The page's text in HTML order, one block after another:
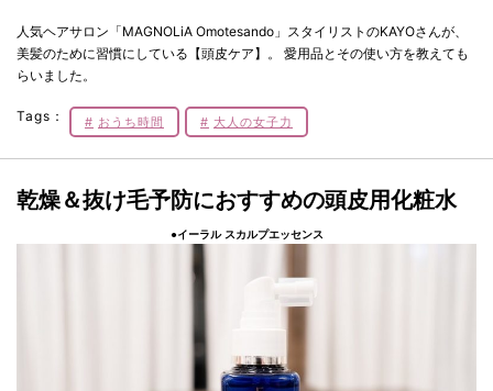
人気ヘアサロン「MAGNOLiA Omotesando」スタイリストのKAYOさんが、
美髪のために習慣にしている【頭皮ケア】。 愛用品とその使い方を教えても
らいました。
Tags： おうち時間 大人の女子力
乾燥＆抜け毛予防におすすめの頭皮用化粧水
●イーラル スカルプエッセンス